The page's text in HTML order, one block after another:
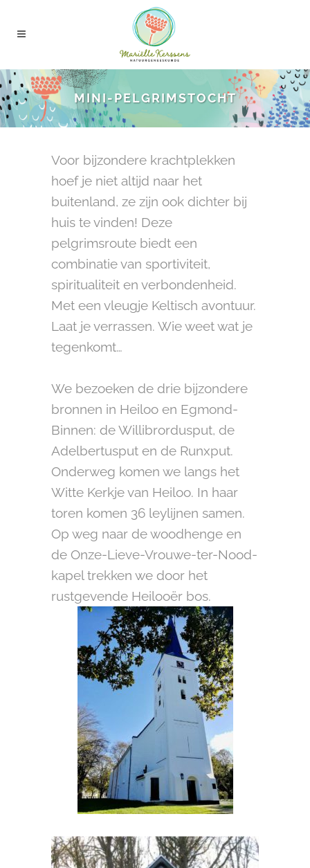
MINI-PELGRIMSTOCHT
Voor bijzondere krachtplekken
hoef je niet altijd naar het
buitenland, ze zijn ook dichter bij
huis te vinden! Deze
pelgrimsroute biedt een
combinatie van sportiviteit,
spiritualiteit en verbondenheid.
Met een vleugje Keltisch avontuur.
Laat je verrassen. Wie weet wat je
tegenkomt…
We bezoeken de drie bijzondere
bronnen in Heiloo en Egmond-
Binnen: de Willibrordusput, de
Adelbertusput en de Runxput.
Onderweg komen we langs het
Witte Kerkje van Heiloo. In haar
toren komen 36 leylijnen samen.
Op weg naar de woodhenge en
de Onze-Lieve-Vrouwe-ter-Nood-
kapel trekken we door het
rustgevende Heilooër bos.